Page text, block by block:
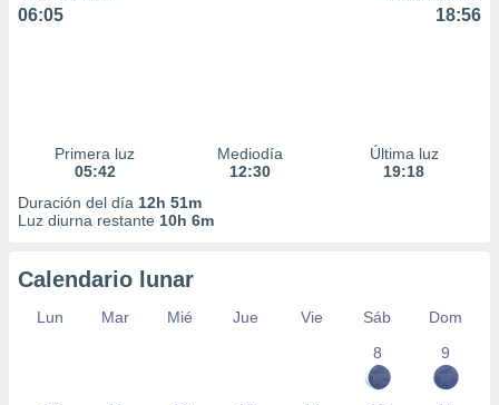
06:05 18:56
Primera luz
05:42
Mediodía
12:30
Última luz
19:18
Duración del día 12h 51m
Luz diurna restante 10h 6m
Calendario lunar
Lun Mar Mié Jue Vie Sáb
Dom
8
9